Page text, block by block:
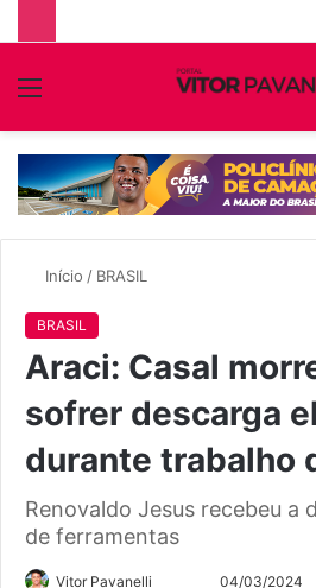
Menu
Início / BRASIL
BRASIL
Araci: Casal
sofrer descarga
durante trabalho
Renovaldo Jesus recebeu a
de ferramentas
Vitor Pavanelli
Mande04/03/2024